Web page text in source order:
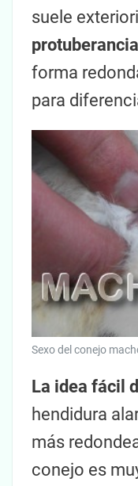
suele
forma
para
Sexo del conejo
La idea fácil
hendidura
más
conejo es